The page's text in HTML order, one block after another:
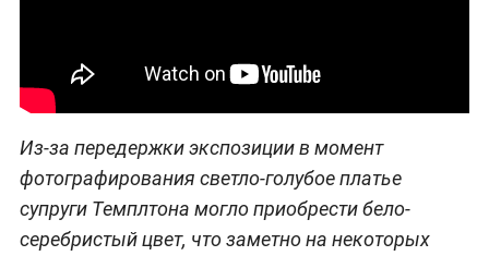
Из-за передержки экспозиции в момент
фотографирования светло-голубое платье
супруги Темплтона могло приобрести бело-
серебристый цвет, что заметно на некоторых